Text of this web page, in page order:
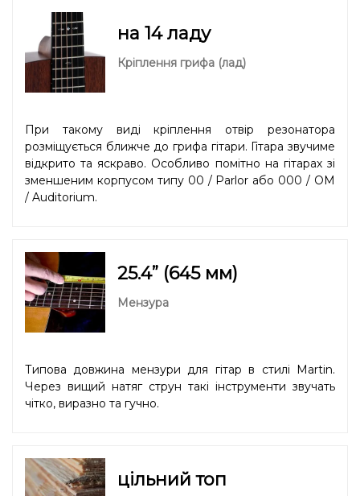
на 14 ладу
Кріплення грифа (лад)
При такому виді кріплення отвір резонатора
розміщується ближче до грифа гітари. Гітара звучиме
відкрито та яскраво. Особливо помітно на гітарах зі
зменшеним корпусом типу 00 / Parlor або 000 / OM
/ Auditorium.
25.4” (645 мм)
Мензура
Типова довжина мензури для гітар в стилі Martin.
Через вищий натяг струн такі інструменти звучать
чітко, виразно та гучно.
цільний топ